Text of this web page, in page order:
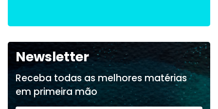
Newsletter
Receba todas as melhores matérias
em primeira mão